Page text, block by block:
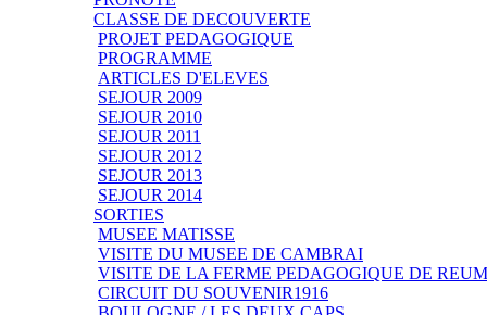
CLASSE DE DECOUVERTE
PROJET PEDAGOGIQUE
PROGRAMME
ARTICLES D'ELEVES
SEJOUR 2009
SEJOUR 2010
SEJOUR 2011
SEJOUR 2012
SEJOUR 2013
SEJOUR 2014
SORTIES
MUSEE MATISSE
VISITE DU MUSEE DE CAMBRAI
VISITE DE LA FERME PEDAGOGIQUE DE
CIRCUIT DU SOUVENIR1916